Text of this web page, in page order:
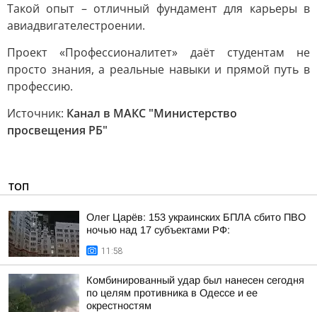
Такой опыт – отличный фундамент для карьеры в
авиадвигателестроении.
Проект «Профессионалитет» даёт студентам не
просто знания, а реальные навыки и прямой путь в
профессию.
Источник: Канал в МАКС "Министерство
просвещения РБ"
ТОП
Олег Царёв: 153 украинских БПЛА сбито ПВО
ночью над 17 субъектами РФ:
11:58
Комбинированный удар был нанесен сегодня
по целям противника в Одессе и ее
окрестностям